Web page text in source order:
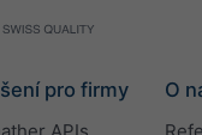
pro firmy O